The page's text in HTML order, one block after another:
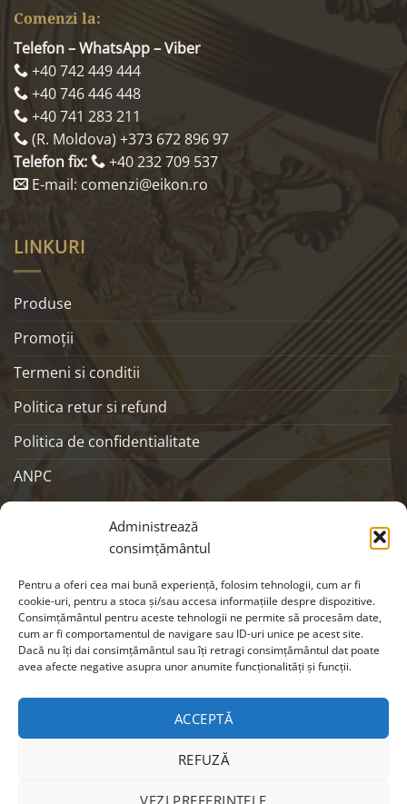
Administrează
consimțământul
Pentru a oferi cea mai bună experiență, folosim tehnologii, cum ar fi
cookie-uri, pentru a stoca și/sau accesa informațiile despre dispozitive.
Consimțământul pentru aceste tehnologii ne permite să procesăm date,
cum ar fi comportamentul de navigare sau ID-uri unice pe acest site.
Dacă nu îți dai consimțământul sau îți retragi consimțământul dat poate
avea afecte negative asupra unor anumite funcționalități și funcții.
ACCEPTĂ
REFUZĂ
VEZI PREFERINȚELE
Comenzi la:
Telefon – WhatsApp – Viber
+40 742 449 444
+40 746 446 448
+40 741 283 211
(R. Moldova) +373 672 896 97
Telefon fix:
+40 232 709 537
E-mail: comenzi@eikon.ro
LINKURI
Produse
Promoţii
Termeni si conditii
Politica retur si refund
Politica de confidentialitate
ANPC
Visa MasterCard
Cash
preferintele cookie